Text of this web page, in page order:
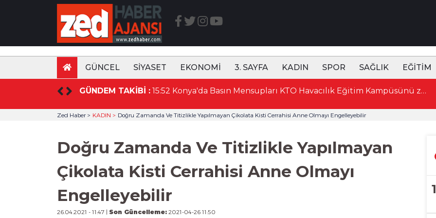
GÜNCEL SİYASET EKONOMİ 3. SAYFA KADIN SPOR SAĞLIK EĞİTİM
GÜNDEM TAKİBİ : 15:52 Konya'da Basın Mensupları KTO Havacılık Eğitim Kampüsünü ziyaret etti
Zed Haber > KADIN > Doğru Zamanda Ve Titizlikle Yapılmayan Çikolata Kisti Cerrahisi Anne Olmayı Engelleyebilir
Doğru Zamanda Ve Titizlikle Yapılmayan
Çikolata Kisti Cerrahisi Anne Olmayı
Engelleyebilir
26.04.2021 - 11:47 | Son Güncelleme: 2021-04-26 11:50
1